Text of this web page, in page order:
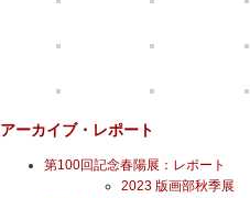
アーカイブ・レポート
第100回記念春陽展：レポート
2023 版画部秋季展